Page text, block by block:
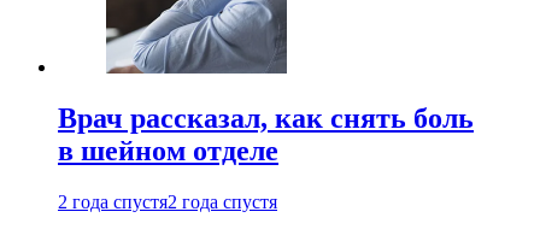
Врач рассказал, как снять боль
в шейном отделе
2 года спустя2 года спустя